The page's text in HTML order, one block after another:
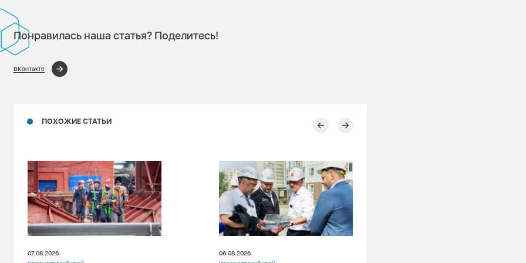
Понравилась наша статья? Поделитесь!
ВКонтакте
ПОХОЖИЕ СТАТЬИ
07.08.2026
06.08.2026